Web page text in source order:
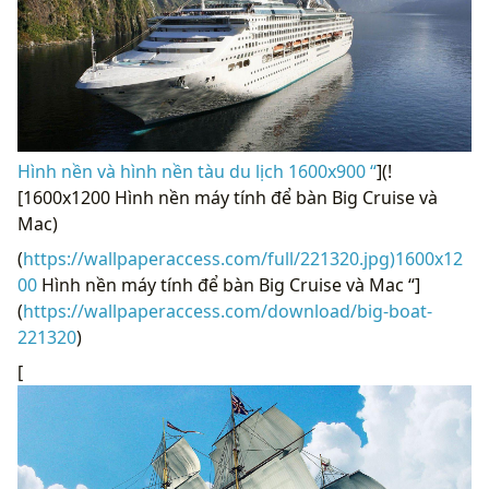
Hình nền và hình nền tàu du lịch 1600x900 “](!
[1600x1200 Hình nền máy tính để bàn Big Cruise và
Mac)
(https://wallpaperaccess.com/full/221320.jpg)1600x12
00 Hình nền máy tính để bàn Big Cruise và Mac “]
(https://wallpaperaccess.com/download/big-boat-
221320)
[